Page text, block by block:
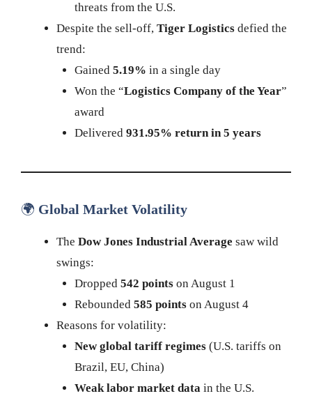
threats from the U.S.
Despite the sell-off, Tiger Logistics defied the
trend:
Gained 5.19% in a single day
Won the “Logistics Company of the Year”
award
Delivered 931.95% return in 5 years
🌍 Global Market Volatility
The Dow Jones Industrial Average saw wild
swings:
Dropped 542 pointson August 1
Rebounded 585 pointson August 4
Reasons for volatility:
New global tariff regimes(U.S. tariffs on
Brazil, EU, China)
Weak labor market datain the U.S.